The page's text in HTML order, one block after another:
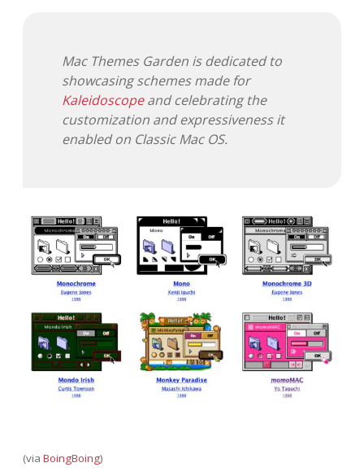
Wandnotizen
Adventskalender 2014
Adventskalender 2015
Adventskalender 2016
Adventskalender 2018
Adventskalender 2019
Adventskalender 2020
Adventskalender 2021
Adventskalender 2022
Mac Themes Garden is dedicated to
showcasing schemes made for
Kaleidoscopeand celebrating the
customization and expressiveness it
enabled on Classic Mac OS.
(via BoingBoing)